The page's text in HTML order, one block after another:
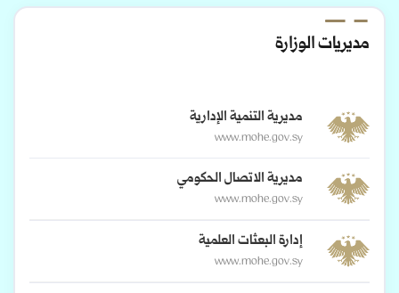
مديريات الوزارة
مديرية التنمية الإدارية
www.mohe.gov.sy
مديرية الاتصال الحكومي
www.mohe.gov.sy
إدارة البعثات العلمية
www.mohe.gov.sy